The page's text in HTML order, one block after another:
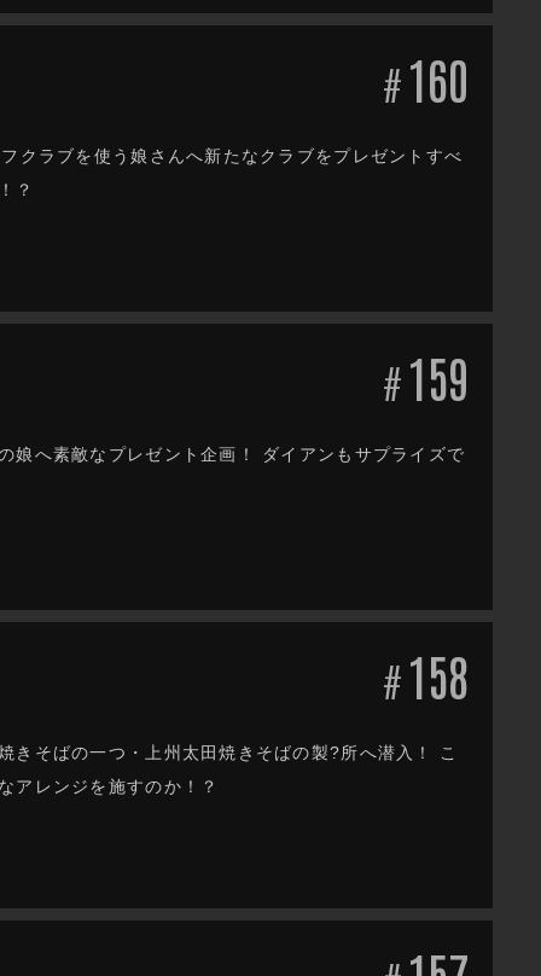
#160
ラブを使う娘さんへ新たなクラブをプレゼントすべ
？
#159
へ素敵なプレゼント企画！ ダイアンもサプライズで
#158
そばの一つ・上州太田焼きそばの製?所へ潜入！ こ
アレンジを施すのか！？